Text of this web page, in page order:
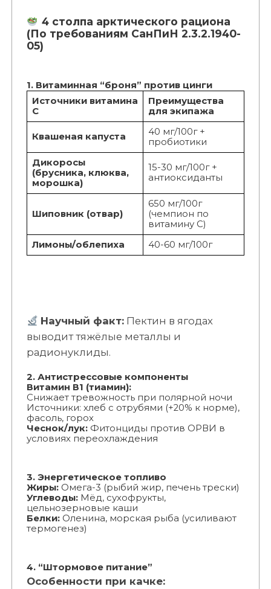
4 столпа арктического рациона
(По требованиям СанПиН 2.3.2.1940-
05)
1. Витаминная “броня” против цинги
Источники витамина
С
Преимущества
для экипажа
Квашеная капуста
40 мг/100г +
пробиотики
Дикоросы
(брусника, клюква,
морошка)
15-30 мг/100г +
антиоксиданты
Шиповник (отвар)
650 мг/100г
(чемпион по
витамину С)
Лимоны/облепиха
40-60 мг/100г
Научный факт:Пектин в ягодах
выводит тяжёлые металлы и
радионуклиды.
2. Антистрессовые компоненты
Витамин В1 (тиамин):
Снижает тревожность при полярной ночи
Источники: хлеб с отрубями (+20% к норме),
фасоль, горох
Чеснок/лук:Фитонциды против ОРВИ в
условиях переохлаждения
3. Энергетическое топливо
Жиры:Омега-3 (рыбий жир, печень трески)
Углеводы:Мёд, сухофрукты,
цельнозерновые каши
Белки:Оленина, морская рыба (усиливают
термогенез)
4. “Штормовое питание”
Особенности при качке: